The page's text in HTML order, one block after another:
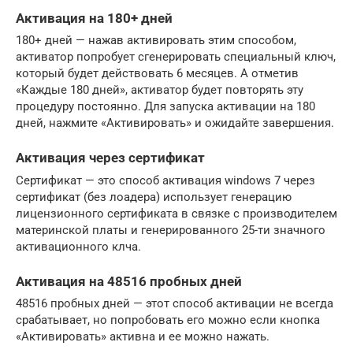
Активация на 180+ дней
180+ дней — нажав активировать этим способом,
активатор попробует сгенерировать специальный ключ,
который будет действовать 6 месяцев. А отметив
«Каждые 180 дней», активатор будет повторять эту
процедуру постоянно. Для запуска активации на 180
дней, нажмите «Активировать» и ожидайте завершения.
Активация через сертификат
Сертификат — это способ активация windows 7 через
сертификат (без лоадера) использует генерацию
лицензионного сертификата в связке с производителем
материнской платы и генерированного 25-ти значного
активационного клча.
Активация на 48516 пробных дней
48516 пробных дней — этот способ активации не всегда
срабатывает, но попробовать его можно если кнопка
«Активировать» активна и ее можно нажать.